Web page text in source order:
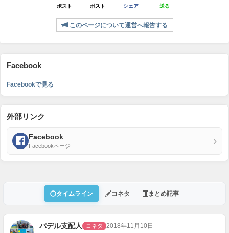
ポスト ポスト シェア 送る
このページについて運営へ報告する
Facebook
Facebookで見る
外部リンク
Facebook
Facebookページ ›
タイムライン コネタ まとめ記事